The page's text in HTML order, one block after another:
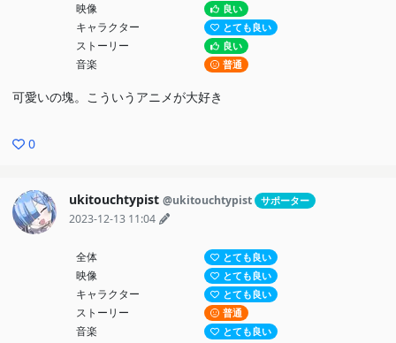
映像 良い
キャラクター とても良い
ストーリー 良い
音楽 普通
可愛いの塊。こういうアニメが大好き
0
ukitouchtypist @ukitouchtypist サポーター
2023-12-13 11:04
全体 とても良い
映像 とても良い
キャラクター とても良い
ストーリー 普通
音楽 とても良い